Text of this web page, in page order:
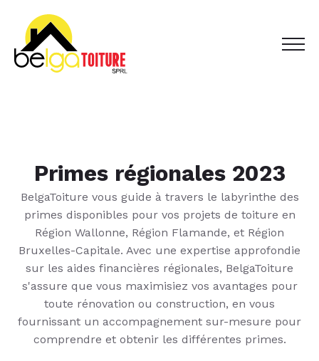
Primes régionales 2023
BelgaToiture vous guide à travers le labyrinthe des
primes disponibles pour vos projets de toiture en
Région Wallonne, Région Flamande, et Région
Bruxelles-Capitale. Avec une expertise approfondie
sur les aides financières régionales, BelgaToiture
s'assure que vous maximisiez vos avantages pour
toute rénovation ou construction, en vous
fournissant un accompagnement sur-mesure pour
comprendre et obtenir les différentes primes.